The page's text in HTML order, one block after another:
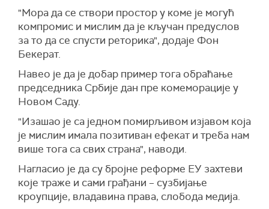
"Мора да се створи простор у коме је могућ
компромис и мислим да је кључан предуслов
за то да се спусти реторика", додаје Фон
Бекерат.
Навео је да је добар пример тога обраћање
председника Србије дан пре комеморације у
Новом Саду.
"Изашао је са једном помирљивом изјавом која
је мислим имала позитиван ефекат и треба нам
више тога са свих страна", наводи.
Нагласио је да су бројне реформе ЕУ захтеви
које траже и сами грађани – сузбијање
кроупције, владавина права, слобода медија.